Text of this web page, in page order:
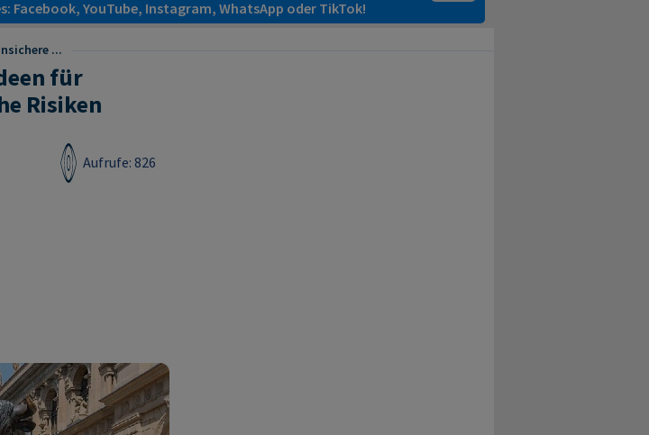
Facebook, YouTube, Instagram, WhatsApp oder TikTok!
...
für
Risiken
Aufrufe: 826